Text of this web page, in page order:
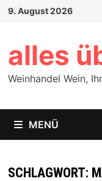
Zum
9. August 2026
alles
Weinhandel Wein,
MENÜ
SCHLAGWORT: